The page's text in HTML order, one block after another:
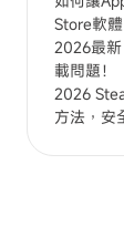
Store軟體
2026最
載問題！
2026
方法，安